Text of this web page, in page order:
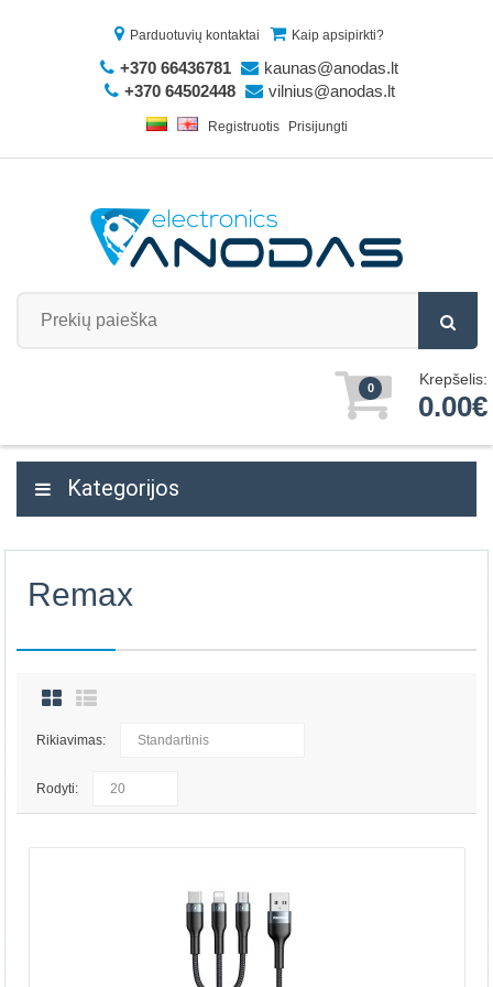
Parduotuvių kontaktai Kaip apsipirkti?
+370 66436781
kaunas@anodas.lt
+370 64502448
vilnius@anodas.lt
Registruotis Prisijungti
0 Krepšelis:
0.00€
Kategorijos
Remax
Rikiavimas:
Rodyti: